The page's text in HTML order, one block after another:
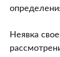
Неявка